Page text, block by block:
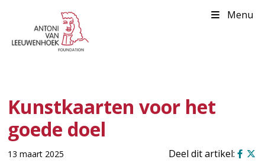
Menu
Kunstkaarten voor het
goede doel
13 maart 2025